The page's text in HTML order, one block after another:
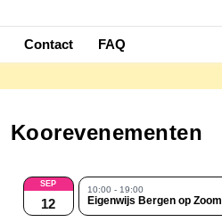
Contact FAQ
Koorevenementen
SEP
12
10:00 - 19:00
Eigenwijs Bergen op Zoom